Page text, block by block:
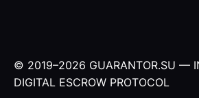
© 2019–2026 GUARANTOR.SU —
DIGITAL ESCROW PROTOCOL